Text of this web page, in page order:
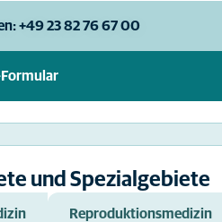
+49 23 82 76 67 00
und Spezialgebiete
Reproduktionsmedizin